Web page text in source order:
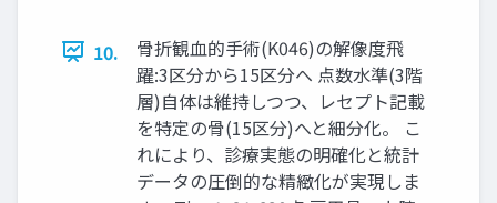
10.
骨折観血的手術(K046)の解像度飛
躍:3区分から15区分へ 点数水準(3階
層)自体は維持しつつ、レセプト記載
を特定の骨(15区分)へと細分化。 こ
れにより、診療実態の明確化と統計
データの圧倒的な精緻化が実現しま